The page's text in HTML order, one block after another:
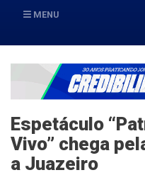
MENU
Espetáculo
Vivo” chega
a Juazeiro